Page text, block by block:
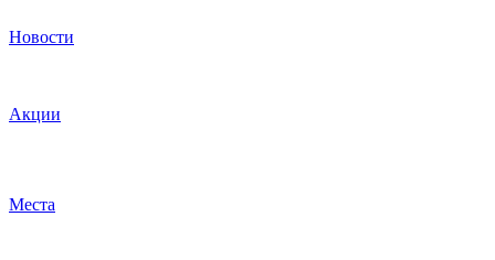
Новости
Акции
Места